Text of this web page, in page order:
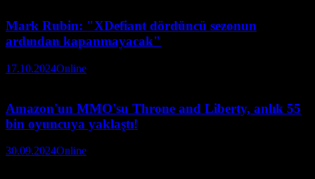
Mark Rubin: "XDefiant dördüncü sezonun
ardından kapanmayacak"
17.10.2024Online
Amazon'un MMO'su Throne and Liberty, anlık 55
bin oyuncuya yaklaştı!
30.09.2024Online